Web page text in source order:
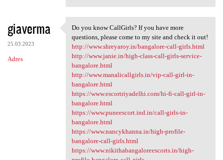
giaverma
25.03.2023
Adres
Do you know CallGirls? If you
Do you know CallGirls? If you have more
questions, please come to my site and check it out!
http://www.shreyaroy.in/bangalore-call-girls.html
http://www.janie.in/high-class-call-girls-service-
bangalore.html
http://www.manalicallgirls.in/vip-call-girl-in-
bangalore.html
https://www.escortriyadelhi.com/hi-fi-call-girl-in-
bangalore.html
https://www.puneescort.ind.in/call-girls-in-
bangalore.html
https://www.nancykhanna.in/high-profile-
bangalore-call-girls.html
https://www.nikithabangaloreescorts.in/high-